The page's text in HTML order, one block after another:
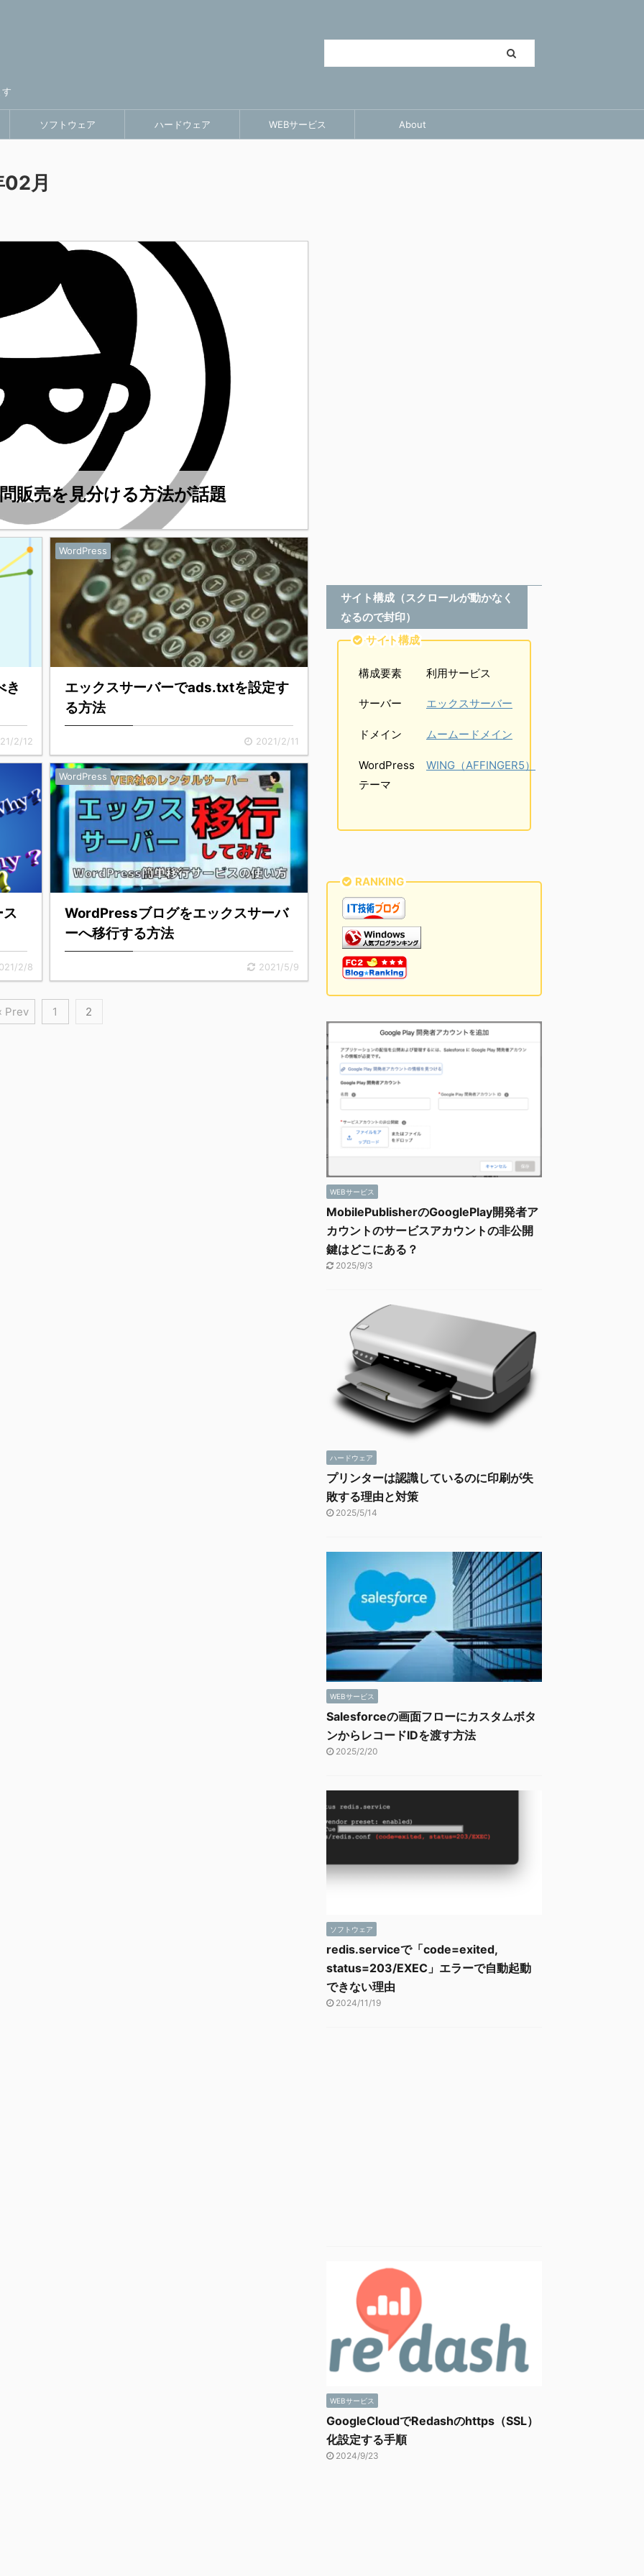
ソフトウェア ハードウェア WEBサービス About
月
販売を見分ける方法が話題
き
2/12
WordPress
エックスサーバーでads.txtを設定す
る方法
2021/2/11
2/8
WordPress
WordPressブログをエックスサーバ
ーへ移行する方法
2021/5/9
Prev 1 2
サイト構成（スクロールが動かなく
なるので封印）
サイト構成
構成要素 利用サービス
サーバー エックスサーバー
ドメイン ムームードメイン
WordPress
テーマ
WING（AFFINGER5）
RANKING
WEBサービス
MobilePublisherのGooglePlay開発者ア
カウントのサービスアカウントの非公開
鍵はどこにある？
2025/9/3
ハードウェア
プリンターは認識しているのに印刷が失
敗する理由と対策
2025/5/14
WEBサービス
Salesforceの画面フローにカスタムボタ
ンからレコードIDを渡す方法
2025/2/20
ソフトウェア
redis.serviceで「code=exited,
status=203/EXEC」エラーで自動起動
できない理由
2024/11/19
WEBサービス
GoogleCloudでRedashのhttps（SSL）
化設定する手順
2024/9/23